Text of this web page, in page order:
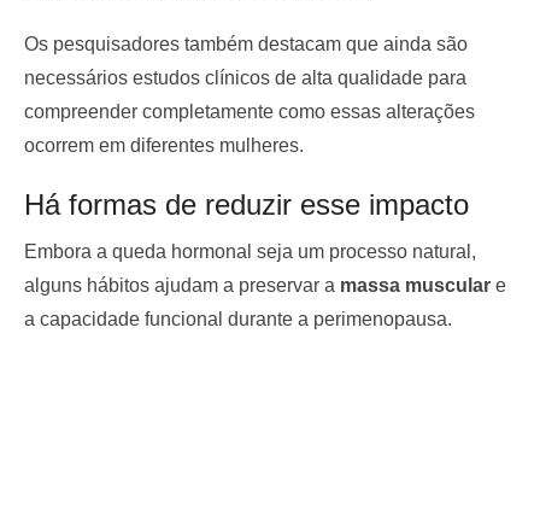
Os pesquisadores também destacam que ainda são
necessários estudos clínicos de alta qualidade para
compreender completamente como essas alterações
ocorrem em diferentes mulheres.
Há formas de reduzir esse impacto
Embora a queda hormonal seja um processo natural,
alguns hábitos ajudam a preservar a massa muscular e
a capacidade funcional durante a perimenopausa.